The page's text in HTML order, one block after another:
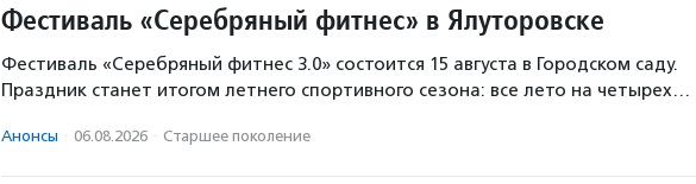
Фестиваль «Серебряный фитнес» в Ялуторовске
Фестиваль «Серебряный фитнес 3.0» состоится 15 августа в Городском саду.
Праздник станет итогом летнего спортивного сезона: все лето на четырех…
Анонсы · 06.08.2026 · Старшее поколение